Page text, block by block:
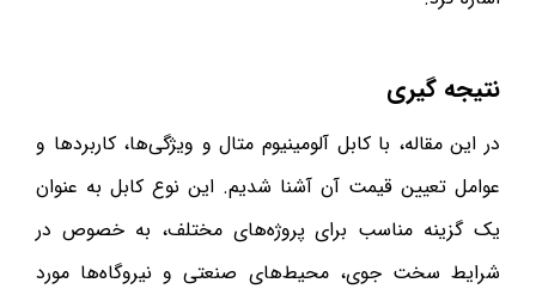
نتیجه ‌گیری
در این مقاله، با کابل آلومینیوم متال و ویژگی‌ها، کاربردها و
عوامل تعیین قیمت آن آشنا شدیم. این نوع کابل به عنوان
یک گزینه مناسب برای پروژه‌های مختلف، به خصوص در
شرایط سخت جوی، محیط‌های صنعتی و نیروگاه‌ها مورد